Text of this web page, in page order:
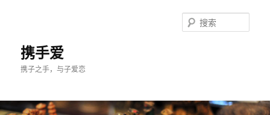
携手爱
携子之手，与子爱恋
索